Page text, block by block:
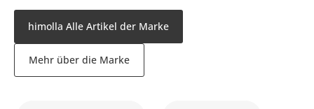
himolla Alle Artikel der Marke
Mehr über die Marke